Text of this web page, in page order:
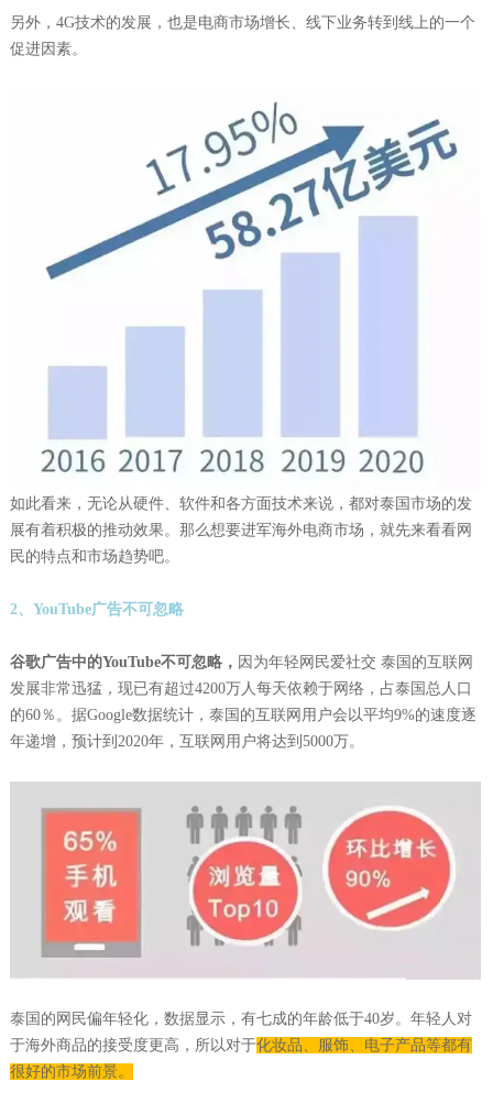
另外，4G技术的发展，也是电商市场增长、线下业务转到线上的一个
促进因素。
如此看来，无论从硬件、软件和各方面技术来说，都对泰国市场的发
展有着积极的推动效果。那么想要进军海外电商市场，就先来看看网
民的特点和市场趋势吧。
2、YouTube广告不可忽略
谷歌广告中的YouTube不可忽略， 因为年轻网民爱社交 泰国的互联网
发展非常迅猛，现已有超过4200万人每天依赖于网络，占泰国总人口
的60％。据Google数据统计，泰国的互联网用户会以平均9%的速度逐
年递增，预计到2020年，互联网用户将达到5000万。
泰国的网民偏年轻化，数据显示，有七成的年龄低于40岁。年轻人对
于海外商品的接受度更高，所以对于化妆品、服饰、电子产品等都有
很好的市场前景。